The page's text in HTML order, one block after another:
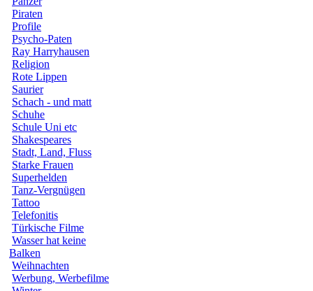
Piraten
Profile
Psycho-Paten
Ray Harryhausen
Religion
Rote Lippen
Saurier
Schach - und matt
Schuhe
Schule Uni etc
Shakespeares
Stadt, Land, Fluss
Starke Frauen
Superhelden
Tanz-Vergnügen
Tattoo
Telefonitis
Türkische Filme
Wasser hat keine
Balken
Weihnachten
Werbung, Werbefilme